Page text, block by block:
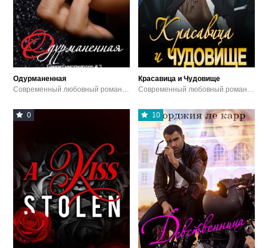
Одурманенная
Красавица и Чудовище
0 10